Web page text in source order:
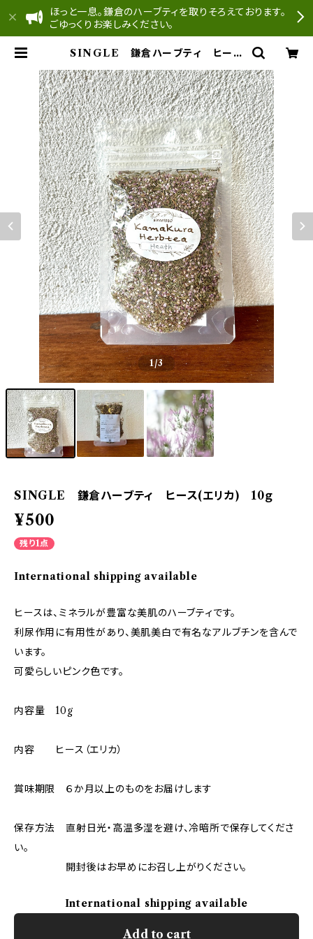
ほっと一息。鎌倉のハーブティを取りそろえております。
ごゆっくりお楽しみください。
SINGLE 鎌倉ハーブティ ヒース
1/3
SINGLE 鎌倉ハーブティ ヒース(エリカ) 10ｇ
¥500
残り1点
International shipping available
ヒースは、ミネラルが豊富な美肌のハーブティです。
利尿作用に有用性があり、美肌美白で有名なアルブチンを含んで
います。
可愛らしいピンク色です。
内容量 10g
内容 ヒース（エリカ）
賞味期限 ６か月以上のものをお届けします
保存方法 直射日光・高温多湿を避け、冷暗所で保存してくださ
い。
開封後はお早めにお召し上がりください。
International shipping available
Add to cart